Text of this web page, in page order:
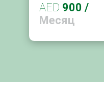
AED 900 /
Месяц